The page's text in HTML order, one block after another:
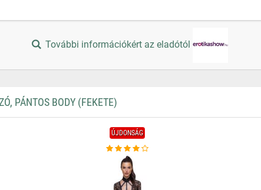
További információkért az eladótól
PÁNTOS BODY (FEKETE)
ÚJDONSÁG